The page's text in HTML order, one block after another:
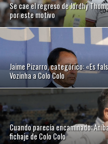
Se cae el regreso de Jordhy
por este motivo
Jaime Pizarro, categórico: «Es
Vozinha a Colo Colo
Cuando parecía encaminado:
fichaje de Colo Colo